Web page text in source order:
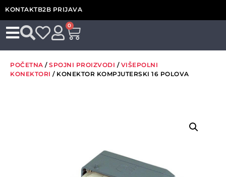
KONTAKTB2B PRIJAVA
0
POČETNA / SPOJNI PROIZVODI / VIŠEPOLNI
KONEKTORI / KONEKTOR KOMPJUTERSKI 16 POLOVA